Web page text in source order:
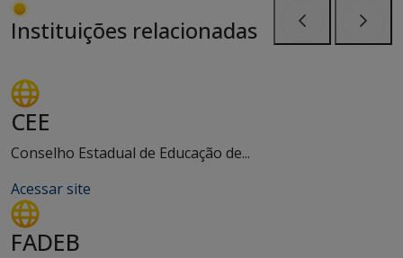
Instituições relacionadas
CEE
Conselho Estadual de Educação de...
Acessar site
FADEB